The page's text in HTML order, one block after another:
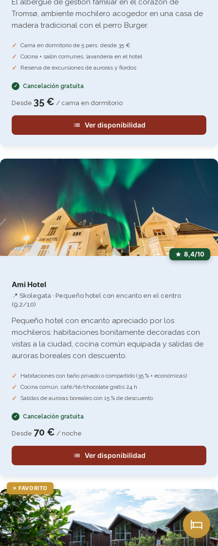
El albergue de gestión familiar en el corazón de
Tromsø, ambiente mochilero acogedor en una casa de
madera tradicional con el perro Burger.
Cama en dormitorio de 5 pers. desde 35 €
Cocina + salón comunes, lavandería en el hotel
Reserva de excursiones de auroras y fiordos
Cancelación gratuita
Desde 35 € / cama en dormitorio
Ver disponibilidad
8,4/10
Ami Hotel
📍 Skolegata · Pequeño hotel con encanto en el centro
(9,2/10)
Pequeño hotel con encanto apreciado por los
mochileros: habitaciones bonitamente decoradas con
vistas a la ciudad, cocina común equipada y salidas de
auroras boreales con descuento.
Habitaciones con baño privado o compartido (35 % + económicas)
Cocina común, café/té/chocolate gratis 24 h
Salidas de auroras boreales con 15 % de descuento
Cancelación gratuita
Desde 70 € / noche
Ver disponibilidad
⭐ FAVORITO